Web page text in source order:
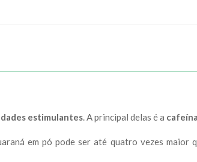
estimulantes. A principal delas é a
em pó pode ser até quatro vezes maior